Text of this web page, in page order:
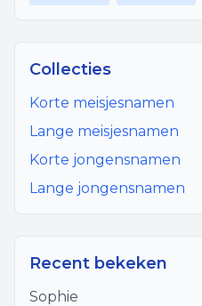
Collecties
Korte meisjesnamen
Lange meisjesnamen
Korte jongensnamen
Lange jongensnamen
Recent bekeken
Sophie